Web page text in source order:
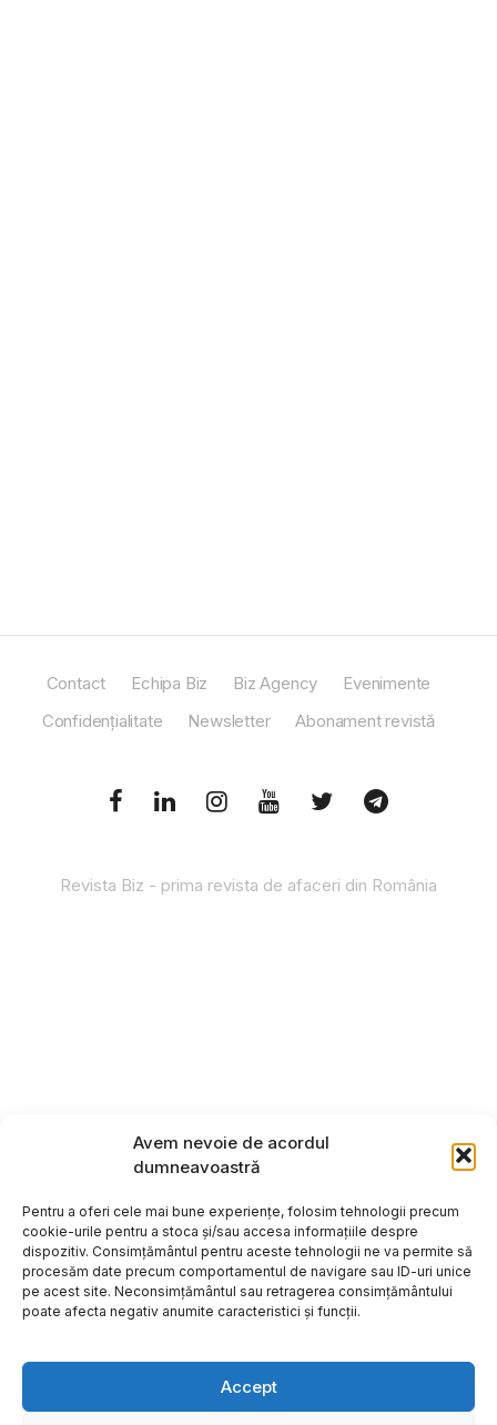
Avem nevoie de acordul
dumneavoastră
Pentru a oferi cele mai bune experiențe, folosim tehnologii precum
cookie-urile pentru a stoca și/sau accesa informațiile despre
dispozitiv. Consimțământul pentru aceste tehnologii ne va permite să
procesăm date precum comportamentul de navigare sau ID-uri unice
pe acest site. Neconsimțământul sau retragerea consimțământului
poate afecta negativ anumite caracteristici și funcții.
Accept
Contact Echipa Biz Biz Agency
Evenimente
Confidențialitate
Newsletter Abonament revistă
Revista Biz - prima revista de afaceri din România